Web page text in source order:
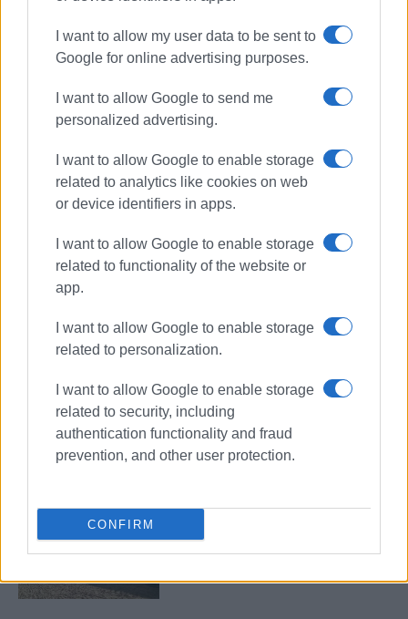
I want to allow my user data to be sent to
Google for online advertising purposes.
I want to allow Google to send me
personalized advertising.
I want to allow Google to enable storage
related to analytics like cookies on web
or device identifiers in apps.
I want to allow Google to enable storage
related to functionality of the website or
app.
I want to allow Google to enable storage
related to personalization.
I want to allow Google to enable storage
related to security, including
authentication functionality and fraud
prevention, and other user protection.
CONFIRM
πρώην Club Med
εκατ. του πρώην Club Med